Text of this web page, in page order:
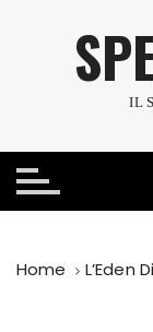
a
IL
Home L’Eden